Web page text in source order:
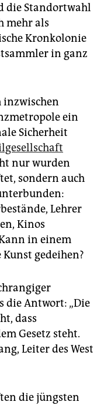
die Standortwahl
mehr als
Kronkolonie
in ganz
inzwischen
ein
Sicherheit
nur wurden
sondern auch
Lehrer
Kinos
in einem
gedeihen?
die Antwort: „Die
dass
Gesetz steht.
Leiter des West
die jüngsten